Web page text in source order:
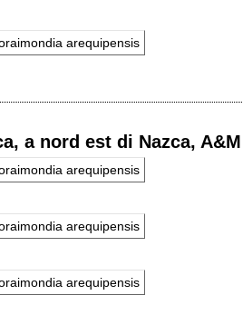
a nord est di Nazca, A&M